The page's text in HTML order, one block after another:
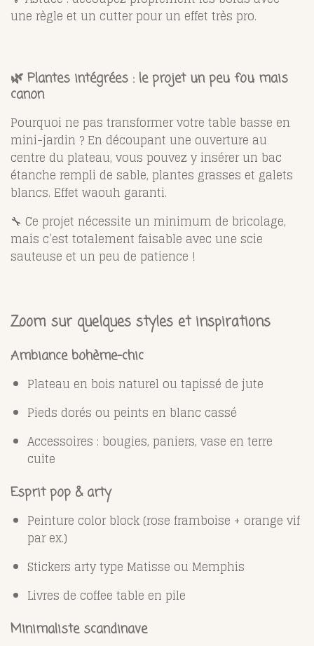
une règle et un cutter pour un effet très pro.
🌿 Plantes intégrées : le projet un peu fou mais
canon
Pourquoi ne pas transformer votre table basse en
mini-jardin ? En découpant une ouverture au
centre du plateau, vous pouvez y insérer un bac
étanche rempli de sable, plantes grasses et galets
blancs. Effet waouh garanti.
🔧 Ce projet nécessite un minimum de bricolage,
mais c’est totalement faisable avec une scie
sauteuse et un peu de patience !
Zoom sur quelques styles et inspirations
Ambiance bohème-chic
Plateau en bois naturel ou tapissé de jute
Pieds dorés ou peints en blanc cassé
Accessoires : bougies, paniers, vase en terre
cuite
Esprit pop & arty
Peinture color block (rose framboise + orange vif
par ex.)
Stickers arty type Matisse ou Memphis
Livres de coffee table en pile
Minimaliste scandinave